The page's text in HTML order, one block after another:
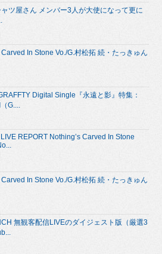
ツ屋さん メンバー3人が大使になって更に
Carved In Stone Vo./G.村松拓 続・たっきゅん
Digital Single『永遠と影』特集：
G....
REPORT Nothing’s Carved In Stone
Carved In Stone Vo./G.村松拓 続・たっきゅん
無観客配信LIVEのダイジェスト版（厳選3